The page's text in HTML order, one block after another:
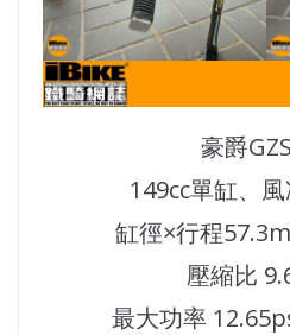
豪爵
149cc單缸、
缸徑×行程
壓縮比
最大功率